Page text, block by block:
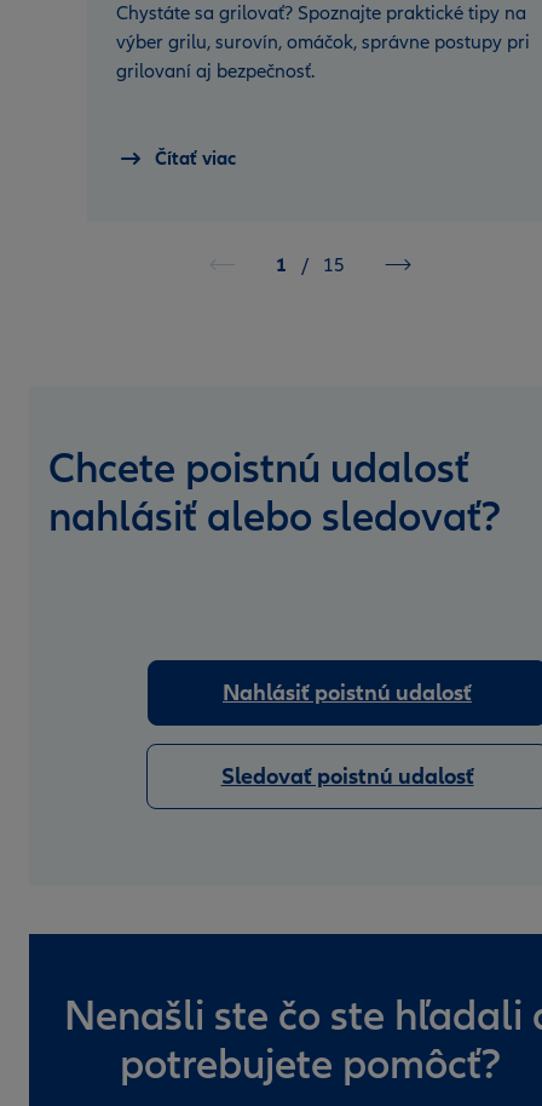
Chystáte sa grilovať? Spoznajte praktické tipy na
výber grilu, surovín, omáčok, správne postupy pri
grilovaní aj bezpečnosť.
Čítať viac
1 / 15
Chcete poistnú udalosť
nahlásiť alebo sledovať?
Nahlásiť poistnú udalosť
Sledovať poistnú udalosť
Nenašli ste čo ste hľadali
potrebujete pomôcť?